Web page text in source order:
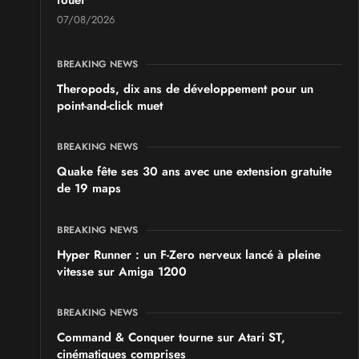
Japan Manga Wave Colmar 2026
07/08/2026
BREAKING NEWS
Theropods, dix ans de développement pour un
point-and-click muet
BREAKING NEWS
Quake fête ses 30 ans avec une extension gratuite
de 19 maps
BREAKING NEWS
Hyper Runner : un F-Zero nerveux lancé à pleine
vitesse sur Amiga 1200
BREAKING NEWS
Command & Conquer tourne sur Atari ST,
cinématiques comprises